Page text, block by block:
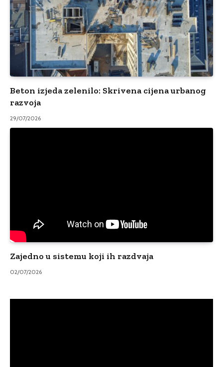
Beton izjeda zelenilo: Skrivena cijena urbanog
razvoja
29/07/2026
Zajedno u sistemu koji ih razdvaja
02/07/2026